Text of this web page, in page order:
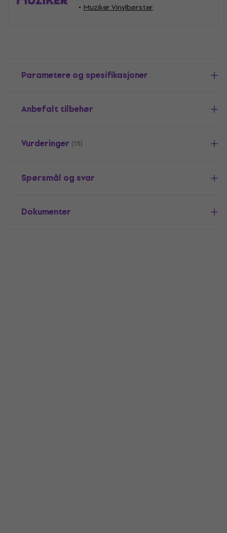
Muziker Vinylbørster
Parametere og spesifikasjoner
Anbefalt tilbehør
Vurderinger (15)
Spørsmål og svar
Dokumenter